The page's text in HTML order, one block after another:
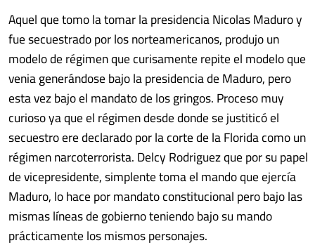
Aquel que tomo la tomar la presidencia Nicolas Maduro y
fue secuestrado por los norteamericanos, produjo un
modelo de régimen que curisamente repite el modelo que
venia generándose bajo la presidencia de Maduro, pero
esta vez bajo el mandato de los gringos. Proceso muy
curioso ya que el régimen desde donde se justiticó el
secuestro ere declarado por la corte de la Florida como un
régimen narcoterrorista. Delcy Rodriguez que por su papel
de vicepresidente, simplente toma el mando que ejercía
Maduro, lo hace por mandato constitucional pero bajo las
mismas líneas de gobierno teniendo bajo su mando
prácticamente los mismos personajes.